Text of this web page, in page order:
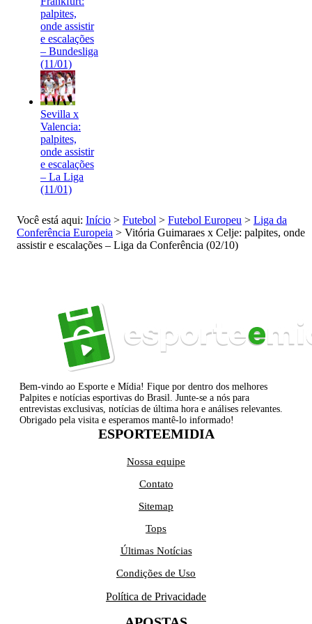
palpites,
onde assistir
e escalações
– Bundesliga
(11/01)
Sevilla x
Valencia:
palpites,
onde assistir
e escalações
– La Liga
(11/01)
Você está aqui: Início > Futebol > Futebol Europeu > Liga da
Conferência Europeia > Vitória Guimaraes x Celje: palpites, onde
assistir e escalações – Liga da Conferência (02/10)
Bem-vindo ao Esporte e Mídia! Fique por dentro dos melhores
Palpites e notícias esportivas do Brasil. Junte-se a nós para
entrevistas exclusivas, notícias de última hora e análises relevantes.
Obrigado pela visita e esperamos mantê-lo informado!
ESPORTEEMIDIA
Nossa equipe
Contato
Sitemap
Tops
Últimas Notícias
Condições de Uso
Política de Privacidade